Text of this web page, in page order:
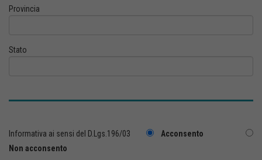
Provincia
Stato
Informativa ai sensi del D.Lgs.196/03
Acconsento
Non acconsento